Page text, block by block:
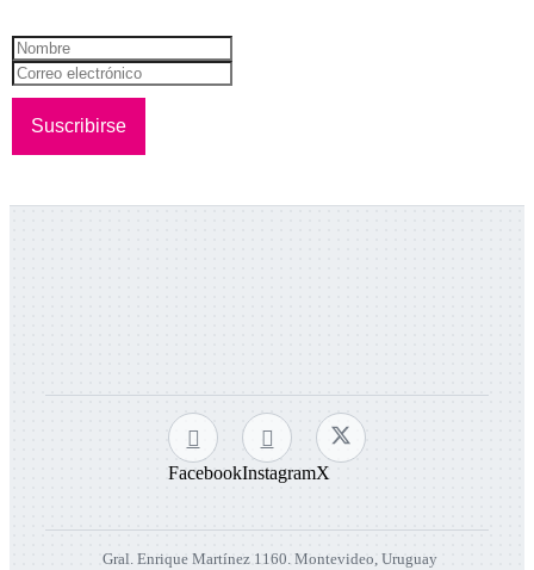
FacebookInstagramX
Gral. Enrique Martínez 1160. Montevideo, Uruguay